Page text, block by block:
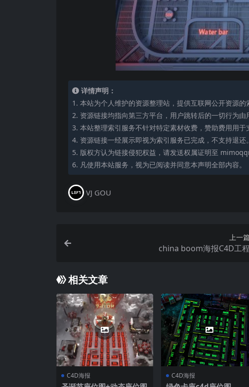
详情声明：
1. 本站为个人维护的资源整理站，提供互联网公开资源
2. 资源链接均指向第三方平台，用户跳转后的一切行为由
3. 本站整理索引服务不针对特定素材收费，赞助费用用于
4. 资源链接一经展示即视为索引服务已完成，不支持退还。
5. 版权方认为链接侵犯权益，请发送权属证明至
6. 凡使用本站服务，视为已阅读并同意本声明全部内容。
VJ GOU
上一篇
china boom海报C4D工程
相关文章
C4D海报 C4D海报